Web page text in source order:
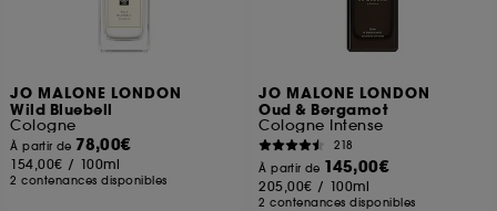
JO MALONE LONDON
Wild Bluebell
Cologne
À partir de 78,00€
154,00€ / 100ml
2 contenances disponibles
JO MALONE LONDON
Oud & Bergamot
Cologne Intense
218
À partir de 145,00€
205,00€ / 100ml
2 contenances disponibles